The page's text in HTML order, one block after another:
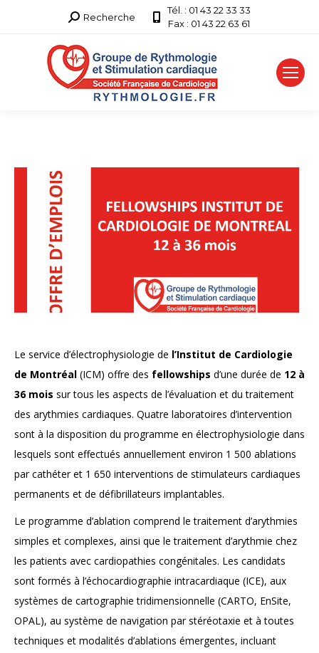
Recherche
Recherche
Tél. : 01 43 22 33 33
Fax : 01 43 22 63 61
Le service d’électrophysiologie de l’Institut de Cardiologie
de Montréal (ICM) offre des fellowships d’une durée de 12 à
36 mois sur tous les aspects de l’évaluation et du traitement
des arythmies cardiaques. Quatre laboratoires d’intervention
sont à la disposition du programme en électrophysiologie dans
lesquels sont effectués annuellement environ 1 500 ablations
par cathéter et 1 650 interventions de stimulateurs cardiaques
permanents et de défibrillateurs implantables.
Le programme d’ablation comprend le traitement d’arythmies
simples et complexes, ainsi que le traitement d’arythmie chez
les patients avec cardiopathies congénitales. Les candidats
sont formés à l’échocardiographie intracardiaque (ICE), aux
systèmes de cartographie tridimensionnelle (CARTO, EnSite,
OPAL), au système de navigation par stéréotaxie et à toutes
techniques et modalités d’ablations émergentes, incluant